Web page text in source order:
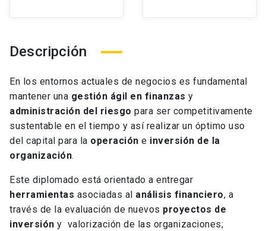
Descripción
En los entornos actuales de negocios es fundamental
mantener una gestión ágil en finanzas y
administración del riesgo para ser competitivamente
sustentable en el tiempo y así realizar un óptimo uso
del capital para la operación e inversión de la
organización.
Este diplomado está orientado a entregar
herramientas asociadas al análisis financiero, a
través de la evaluación de nuevos proyectos de
inversión y valorización de las organizaciones;